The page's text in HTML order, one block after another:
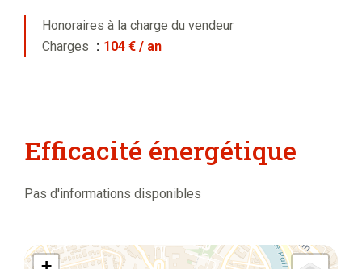
Honoraires à la charge du vendeur
Charges
104 € / an
Efficacité énergétique
Pas d'informations disponibles